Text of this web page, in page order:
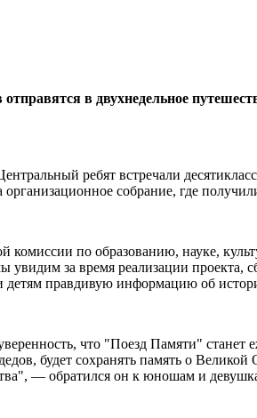
в двухнедельное
ребят встречали
собрание, где
комиссии по образованию, науке,
за время реализации проекта,
детям правдивую информацию об
что "Поезд Памяти"
будет сохранять память о
— обратился он к юношам и